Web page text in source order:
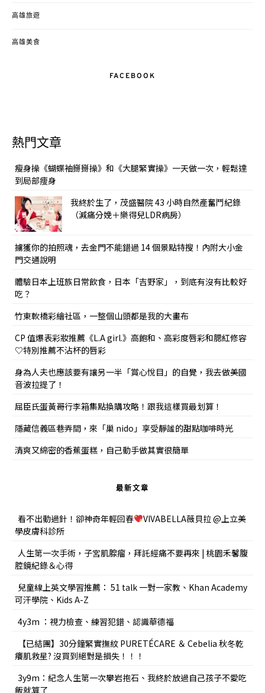
高雄旅遊
高雄美食
FACEBOOK
熱門文章
瘦身操《蝴蝶袖掰掰操》和《大腿緊實操》一天做一次，輕鬆達
到局部痩身
我終於生了，茂盛醫院 43 小時自然產奮鬥紀錄
（減痛分娩＋樂得兒LDR病房）
擄獲你的拍照魂，去金門不能錯過 14 個景點特搜！內附大小金
門交通說明
體驗日本上班族日常飲食，日本「吉野家」，到底有沒有比較好
吃？
竹東軟橋彩繪社區，一整個山頭都是我的大畫布
CP 值爆表彩妝推薦《L.A girl.》高飽和、高彩度唇彩和腮紅修容
♡特別推薦不沾杯的唇彩
身為人夫也應該要有讓另一半「賞心悅目」的自覺，我去做美國
音波拉提了！
屈臣氏蛋黃哥行李箱集點換購攻略！跟我這樣買最划算！
隱藏信義區巷弄間，來「巢 nido」享受靜謐的甜點咖啡時光
清爽又綿密的香蕉蛋糕，自己動手做其實很簡單
最新文章
看不出動過針！卻神奇年輕回春
VIVABELLA薇貝拉 @上立美
學皮膚科診所
人生第一次手術，子宮肌腺瘤，拜託經痛不要再來 | 桃園禾馨腹
腔鏡紀錄＆心得
兒童線上英文學習推薦： 51 talk 一對一家教、Khan Academy
可汗學院、Kids A-Z
4y3m ：視力檢查、練習犯錯、認識華德福
【已結團】30分鐘緊實撫紋 PURETÉCARE ＆ Cebelia 秋冬乾
癢肌救星? 沒買到絕對是損失！！！
3y9m：紀念人生第一次攀岩抱石、我終於放過自己孩子不愛吃
飯就算了